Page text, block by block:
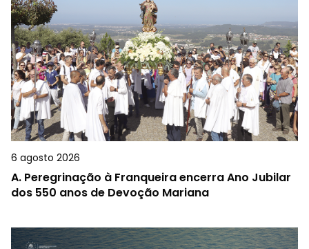
6 agosto 2026
A. Peregrinação à Franqueira encerra Ano Jubilar
dos 550 anos de Devoção Mariana